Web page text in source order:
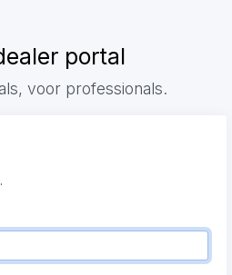
portal
voor professionals.